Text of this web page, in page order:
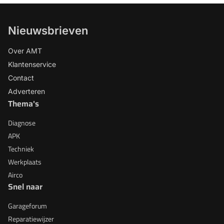
Nieuwsbrieven
Over AMT
Klantenservice
Contact
Adverteren
Thema's
Diagnose
APK
Techniek
Werkplaats
Airco
Snel naar
Garageforum
Reparatiewijzer